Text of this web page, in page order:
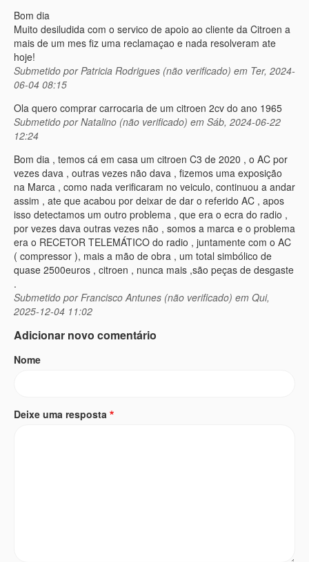
Bom dia
Muito desiludida com o servico de apoio ao cliente da Citroen a
mais de um mes fiz uma reclamaçao e nada resolveram ate
hoje!
Submetido porPatricia Rodrigues (não verificado) em Ter, 2024-
06-04 08:15
Ola quero comprar carrocaria de um citroen 2cv do ano 1965
Submetido porNatalino (não verificado) em Sáb, 2024-06-22
12:24
Bom dia , temos cá em casa um citroen C3 de 2020 , o AC por
vezes dava , outras vezes não dava , fizemos uma exposição
na Marca , como nada verificaram no veiculo, continuou a andar
assim , ate que acabou por deixar de dar o referido AC , apos
isso detectamos um outro problema , que era o ecra do radio ,
por vezes dava outras vezes não , somos a marca e o problema
era o RECETOR TELEMÁTICO do radio , juntamente com o AC
( compressor ), mais a mão de obra , um total simbólico de
quase 2500euros , citroen , nunca mais ,são peças de desgaste
.
Submetido porFrancisco Antunes (não verificado) em Qui,
2025-12-04 11:02
Adicionar novo comentário
Nome
Deixe uma resposta